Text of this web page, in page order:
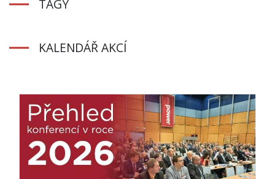
TAGY
KALENDÁŘ AKCÍ